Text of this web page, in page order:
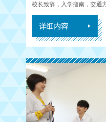
校长致辞，入学指南，交通